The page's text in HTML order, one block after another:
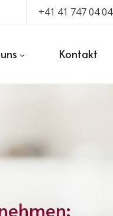
+41 41 747 04 04
Kontakt